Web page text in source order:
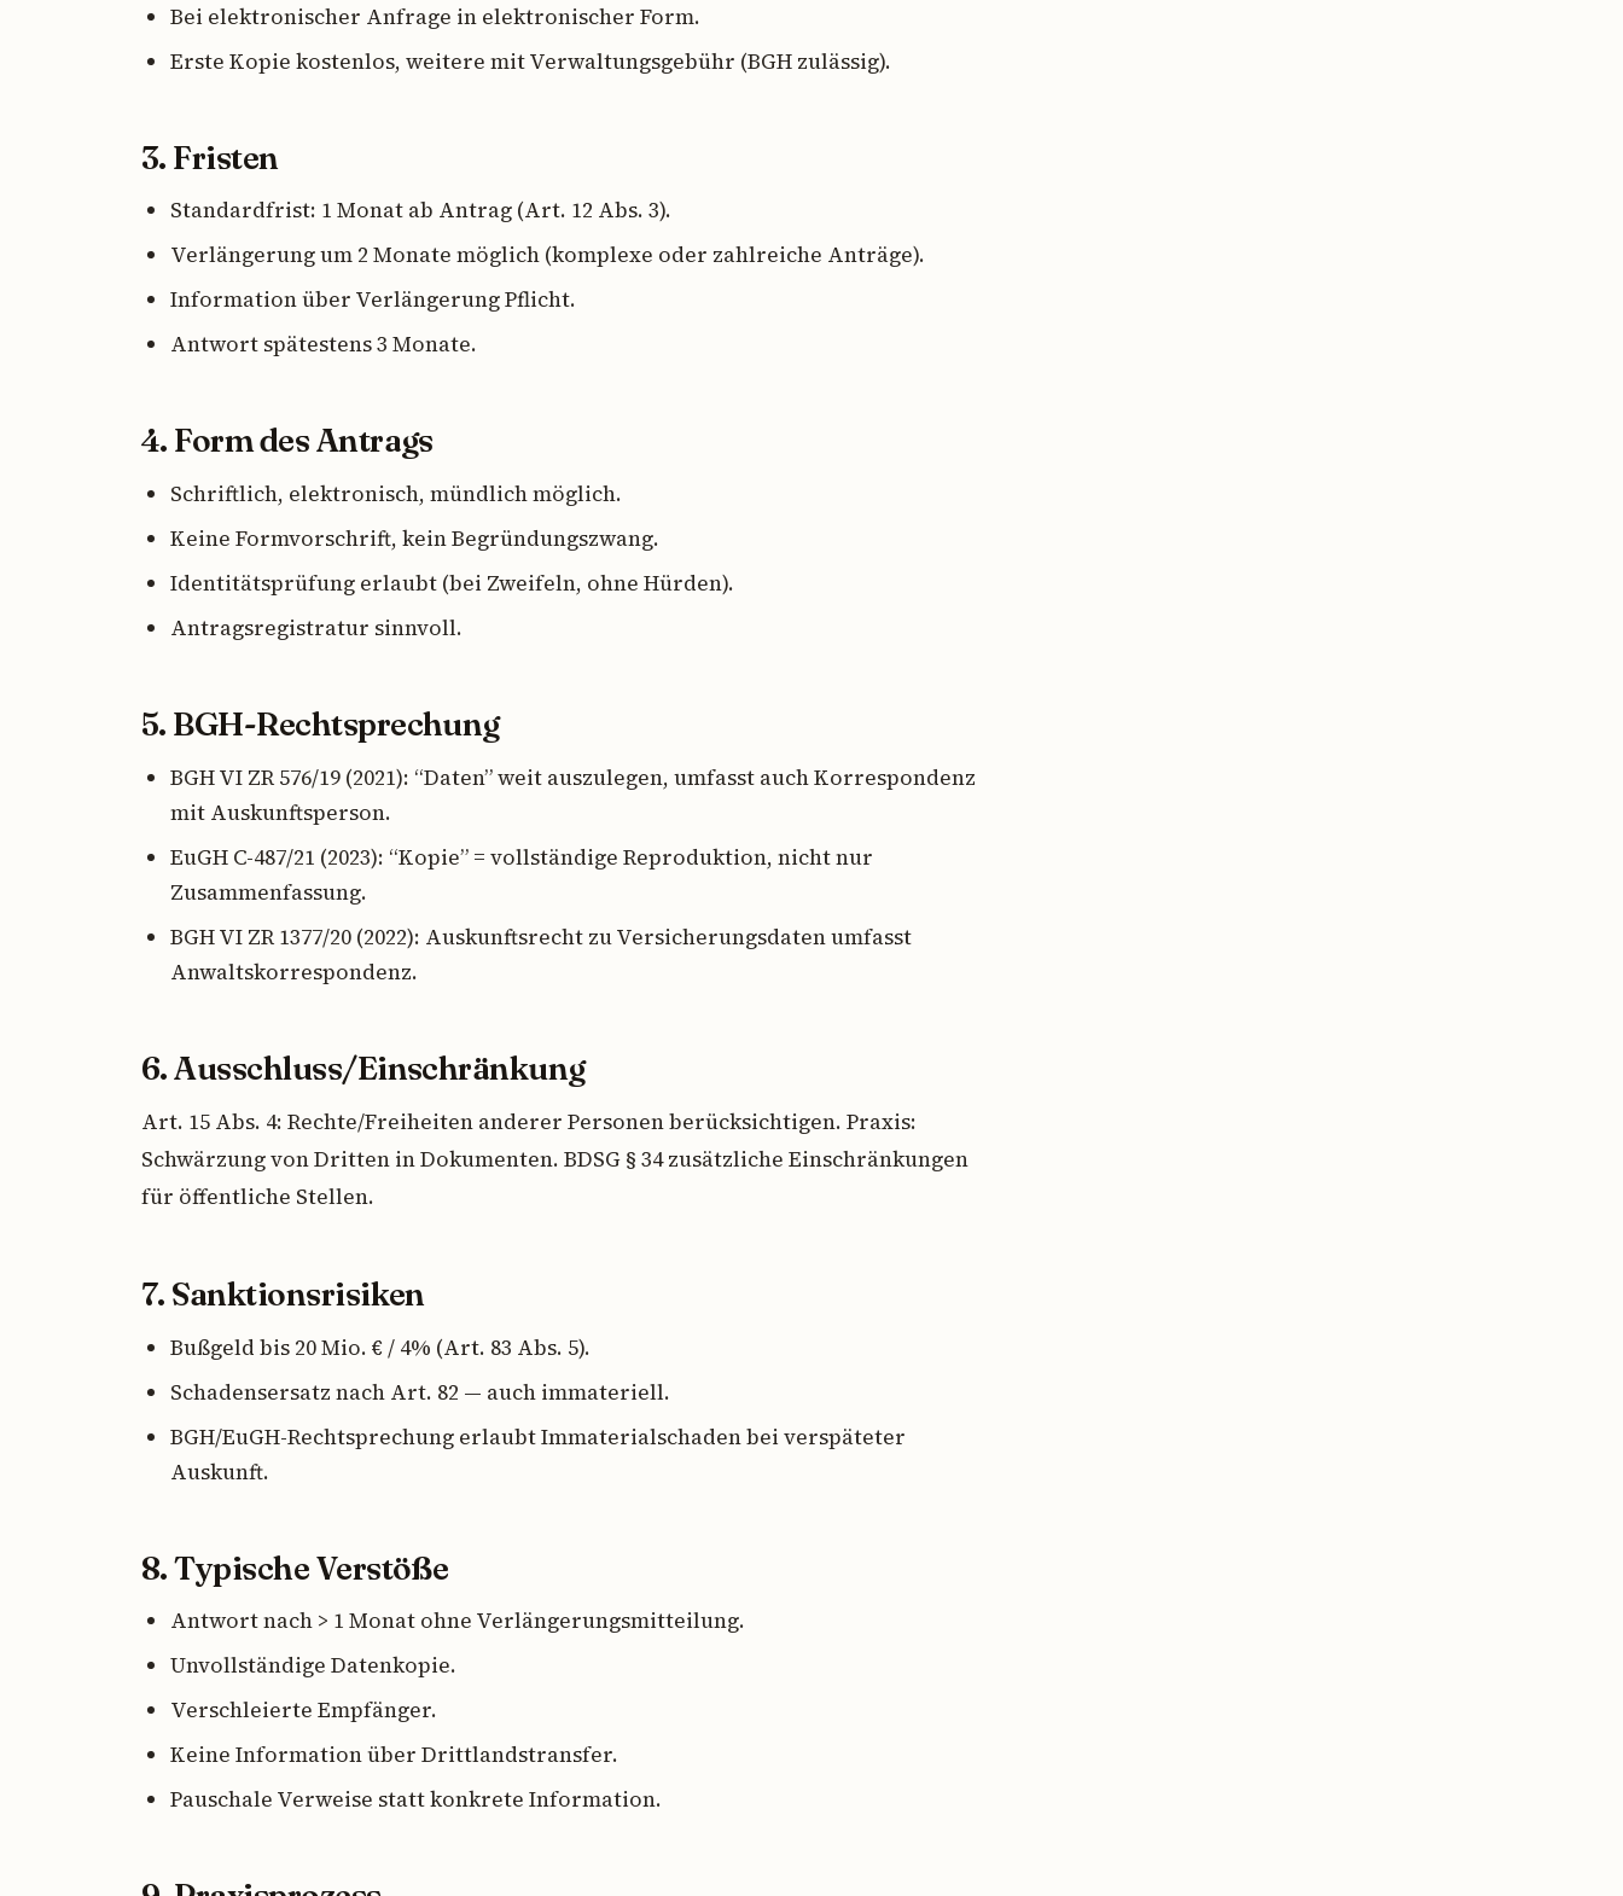
Bei elektronischer Anfrage in elektronischer Form.
Erste Kopie kostenlos, weitere mit Verwaltungsgebühr (BGH zulässig).
3. Fristen
Standardfrist: 1 Monat ab Antrag (Art. 12 Abs. 3).
Verlängerung um 2 Monate möglich (komplexe oder zahlreiche Anträge).
Information über Verlängerung Pflicht.
Antwort spätestens 3 Monate.
4. Form des Antrags
Schriftlich, elektronisch, mündlich möglich.
Keine Formvorschrift, kein Begründungszwang.
Identitätsprüfung erlaubt (bei Zweifeln, ohne Hürden).
Antragsregistratur sinnvoll.
5. BGH-Rechtsprechung
BGH VI ZR 576/19 (2021): “Daten” weit auszulegen, umfasst auch Korrespondenz
mit Auskunftsperson.
EuGH C-487/21 (2023): “Kopie” = vollständige Reproduktion, nicht nur
Zusammenfassung.
BGH VI ZR 1377/20 (2022): Auskunftsrecht zu Versicherungsdaten umfasst
Anwaltskorrespondenz.
6. Ausschluss/Einschränkung
Art. 15 Abs. 4: Rechte/Freiheiten anderer Personen berücksichtigen. Praxis:
Schwärzung von Dritten in Dokumenten. BDSG § 34 zusätzliche Einschränkungen
für öffentliche Stellen.
7. Sanktionsrisiken
Bußgeld bis 20 Mio. € / 4% (Art. 83 Abs. 5).
Schadensersatz nach Art. 82 — auch immateriell.
BGH/EuGH-Rechtsprechung erlaubt Immaterialschaden bei verspäteter
Auskunft.
8. Typische Verstöße
Antwort nach > 1 Monat ohne Verlängerungsmitteilung.
Unvollständige Datenkopie.
Verschleierte Empfänger.
Keine Information über Drittlandstransfer.
Pauschale Verweise statt konkrete Information.